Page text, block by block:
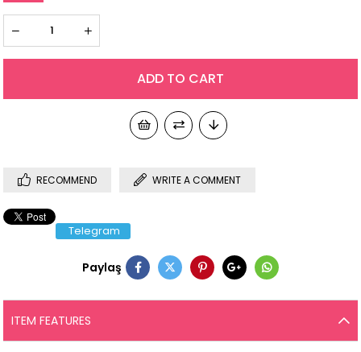
RECOMMEND WRITE A COMMENT
Telegram
Paylaş
ITEM FEATURES